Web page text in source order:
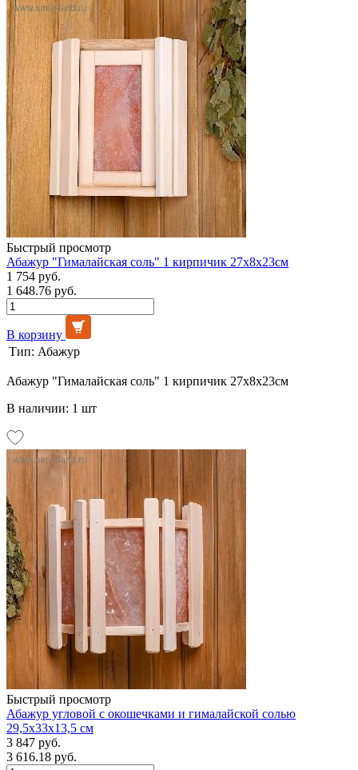
Быстрый просмотр
Абажур "Гималайская соль" 1 кирпичик 27х8х23см
1 754 руб.
1 648.76 руб.
В корзину
Тип: Абажур
Абажур "Гималайская соль" 1 кирпичик 27х8х23см
В наличии: 1 шт
Быстрый просмотр
Абажур угловой с окошечками и гималайской солью
29,5х33х13,5 см
3 847 руб.
3 616.18 руб.